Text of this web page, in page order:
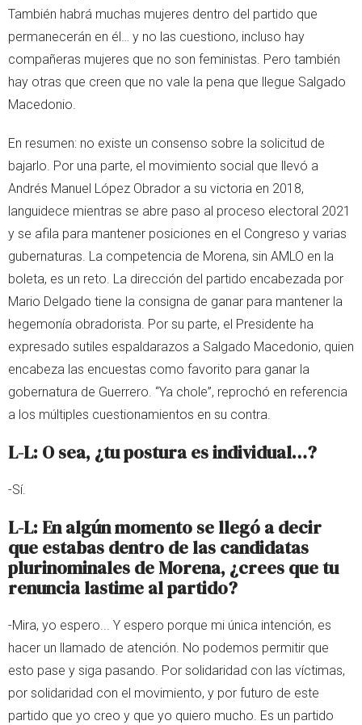
También habrá muchas mujeres dentro del partido que
permanecerán en él… y no las cuestiono, incluso hay
compañeras mujeres que no son feministas. Pero también
hay otras que creen que no vale la pena que llegue Salgado
Macedonio.
En resumen: no existe un consenso sobre la solicitud de
bajarlo. Por una parte, el movimiento social que llevó a
Andrés Manuel López Obrador a su victoria en 2018,
languidece mientras se abre paso al proceso electoral 2021
y se afila para mantener posiciones en el Congreso y varias
gubernaturas. La competencia de Morena, sin AMLO en la
boleta, es un reto. La dirección del partido encabezada por
Mario Delgado tiene la consigna de ganar para mantener la
hegemonía obradorista. Por su parte, el Presidente ha
expresado sutiles espaldarazos a Salgado Macedonio, quien
encabeza las encuestas como favorito para ganar la
gobernatura de Guerrero. “Ya chole”, reprochó en referencia
a los múltiples cuestionamientos en su contra.
L-L: O sea, ¿tu postura es individual…?
-Sí.
L-L: En algún momento se llegó a decir
que estabas dentro de las candidatas
plurinominales de Morena, ¿crees que tu
renuncia lastime al partido?
-Mira, yo espero... Y espero porque mi única intención, es
hacer un llamado de atención. No podemos permitir que
esto pase y siga pasando. Por solidaridad con las víctimas,
por solidaridad con el movimiento, y por futuro de este
partido que yo creo y que yo quiero mucho. Es un partido